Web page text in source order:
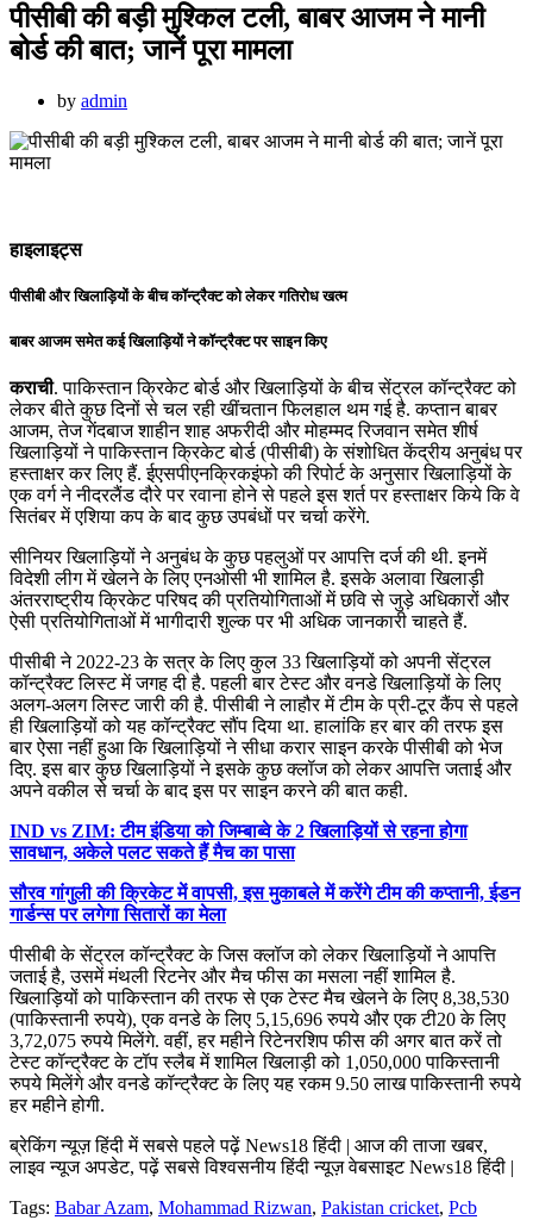
पीसीबी की बड़ी मुश्किल टली, बाबर आजम ने मानी
बोर्ड की बात; जानें पूरा मामला
by admin
हाइलाइट्स
पीसीबी और खिलाड़ियों के बीच कॉन्ट्रैक्ट को लेकर गतिरोध खत्म
बाबर आजम समेत कई खिलाड़ियों ने कॉन्ट्रैक्ट पर साइन किए
कराची. पाकिस्तान क्रिकेट बोर्ड और खिलाड़ियों के बीच सेंट्रल कॉन्ट्रैक्ट को
लेकर बीते कुछ दिनों से चल रही खींचतान फिलहाल थम गई है. कप्तान बाबर
आजम, तेज गेंदबाज शाहीन शाह अफरीदी और मोहम्मद रिजवान समेत शीर्ष
खिलाड़ियों ने पाकिस्तान क्रिकेट बोर्ड (पीसीबी) के संशोधित केंद्रीय अनुबंध पर
हस्ताक्षर कर लिए हैं. ईएसपीएनक्रिकइंफो की रिपोर्ट के अनुसार खिलाड़ियों के
एक वर्ग ने नीदरलैंड दौरे पर रवाना होने से पहले इस शर्त पर हस्ताक्षर किये कि वे
सितंबर में एशिया कप के बाद कुछ उपबंधों पर चर्चा करेंगे.
सीनियर खिलाड़ियों ने अनुबंध के कुछ पहलुओं पर आपत्ति दर्ज की थी. इनमें
विदेशी लीग में खेलने के लिए एनओसी भी शामिल है. इसके अलावा खिलाड़ी
अंतरराष्ट्रीय क्रिकेट परिषद की प्रतियोगिताओं में छवि से जुड़े अधिकारों और
ऐसी प्रतियोगिताओं में भागीदारी शुल्क पर भी अधिक जानकारी चाहते हैं.
पीसीबी ने 2022-23 के सत्र के लिए कुल 33 खिलाड़ियों को अपनी सेंट्रल
कॉन्ट्रैक्ट लिस्ट में जगह दी है. पहली बार टेस्ट और वनडे खिलाड़ियों के लिए
अलग-अलग लिस्ट जारी की है. पीसीबी ने लाहौर में टीम के प्री-टूर कैंप से पहले
ही खिलाड़ियों को यह कॉन्ट्रैक्ट सौंप दिया था. हालांकि हर बार की तरफ इस
बार ऐसा नहीं हुआ कि खिलाड़ियों ने सीधा करार साइन करके पीसीबी को भेज
दिए. इस बार कुछ खिलाड़ियों ने इसके कुछ क्लॉज को लेकर आपत्ति जताई और
अपने वकील से चर्चा के बाद इस पर साइन करने की बात कही.
IND vs ZIM: टीम इंडिया को जिम्बाब्वे के 2 खिलाड़ियों से रहना होगा
सावधान, अकेले पलट सकते हैं मैच का पासा
सौरव गांगुली की क्रिकेट में वापसी, इस मुकाबले में करेंगे टीम की कप्तानी, ईडन
गार्डन्स पर लगेगा सितारों का मेला
पीसीबी के सेंट्रल कॉन्ट्रैक्ट के जिस क्लॉज को लेकर खिलाड़ियों ने आपत्ति
जताई है, उसमें मंथली रिटनेर और मैच फीस का मसला नहीं शामिल है.
खिलाड़ियों को पाकिस्तान की तरफ से एक टेस्ट मैच खेलने के लिए 8,38,530
(पाकिस्तानी रुपये), एक वनडे के लिए 5,15,696 रुपये और एक टी20 के लिए
3,72,075 रुपये मिलेंगे. वहीं, हर महीने रिटेनरशिप फीस की अगर बात करें तो
टेस्ट कॉन्ट्रैक्ट के टॉप स्लैब में शामिल खिलाड़ी को 1,050,000 पाकिस्तानी
रुपये मिलेंगे और वनडे कॉन्ट्रैक्ट के लिए यह रकम 9.50 लाख पाकिस्तानी रुपये
हर महीने होगी.
ब्रेकिंग न्यूज़ हिंदी में सबसे पहले पढ़ें News18 हिंदी | आज की ताजा खबर,
लाइव न्यूज अपडेट, पढ़ें सबसे विश्वसनीय हिंदी न्यूज़ वेबसाइट News18 हिंदी |
Tags: Babar Azam, Mohammad Rizwan, Pakistan cricket, Pcb